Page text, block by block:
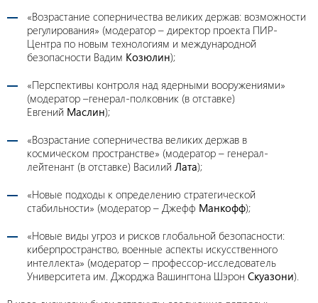
«Возрастание соперничества великих держав: возможности
регулирования» (модератор – директор проекта ПИР-
Центра по новым технологиям и международной
безопасности Вадим Козюлин);
«Перспективы контроля над ядерными вооружениями»
(модератор –генерал-полковник (в отставке)
Евгений Маслин);
«Возрастание соперничества великих держав в
космическом пространстве» (модератор – генерал-
лейтенант (в отставке) Василий Лата);
«Новые подходы к определению стратегической
стабильности» (модератор – Джефф Манкофф);
«Новые виды угроз и рисков глобальной безопасности:
киберпространство, военные аспекты искусственного
интеллекта» (модератор – профессор-исследователь
Университета им. Джорджа Вашингтона Шэрон Скуазони).